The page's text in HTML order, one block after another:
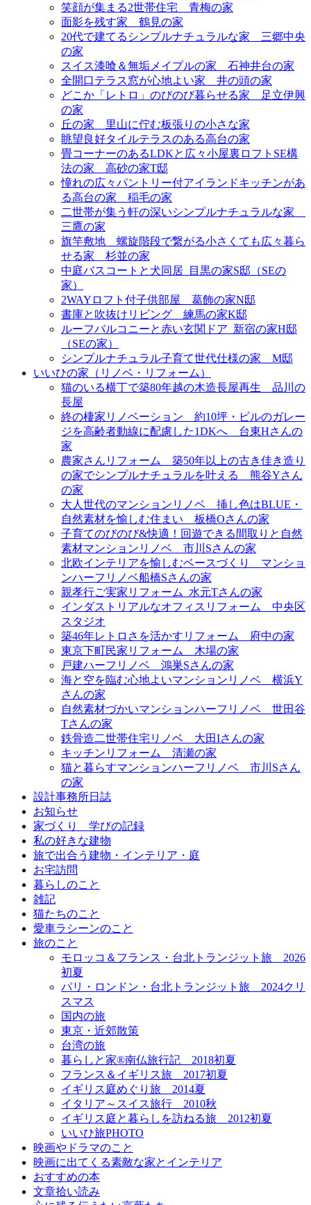
笑顔が集まる2世帯住宅＿青梅の家
面影を残す家＿鶴見の家
20代で建てるシンプルナチュラルな家＿三郷中央
の家
スイス漆喰＆無垢メイプルの家＿石神井台の家
全開口テラス窓が心地よい家＿井の頭の家
どこか「レトロ」のびのび暮らせる家＿足立伊興
の家
丘の家＿里山に佇む板張りの小さな家
眺望良好タイルテラスのある高台の家
畳コーナーのあるLDKと広々小屋裏ロフトSE構
法の家＿高砂の家T邸
憧れの広々パントリー付アイランドキッチンがあ
る高台の家＿稲毛の家
二世帯が集う軒の深いシンプルナチュラルな家＿
三鷹の家
旗竿敷地＿螺旋階段で繋がる小さくても広々暮ら
せる家＿杉並の家
中庭バスコートと犬同居_目黒の家S邸（SEの
家）
2WAYロフト付子供部屋＿葛飾の家N邸
書庫と吹抜けリビング 練馬の家K邸
ルーフバルコニーと赤い玄関ドア_新宿の家H邸
（SEの家）
シンプルナチュラル子育て世代仕様の家 M邸
いいひの家（リノベ・リフォーム）
猫のいる横丁で築80年越の木造長屋再生＿品川の
長屋
終の棲家リノベーション＿約10坪・ビルのガレー
ジを高齢者動線に配慮した1DKへ＿台東Hさんの
家
農家さんリフォーム＿築50年以上の古き佳き造り
の家でシンプルナチュラルを叶える＿熊谷Yさん
の家
大人世代のマンションリノベ＿挿し色はBLUE・
自然素材を愉しむ住まい＿板橋Oさんの家
子育てのびのび&快適！回遊できる間取りと自然
素材マンションリノベ＿市川Sさんの家
北欧インテリアを愉しむベースづくり＿マンショ
ンハーフリノベ船橋Sさんの家
親孝行ご実家リフォーム_水元Tさんの家
インダストリアルなオフィスリフォーム＿中央区
スタジオ
築46年レトロさを活かすリフォーム＿府中の家
東京下町民家リフォーム＿木場の家
戸建ハーフリノベ＿鴻巣Sさんの家
海と空を臨む心地よいマンションリノベ＿横浜Y
さんの家
自然素材づかいマンションハーフリノベ＿世田谷
Tさんの家
鉄骨造二世帯住宅リノベ＿大田Iさんの家
キッチンリフォーム＿清瀬の家
猫と暮らすマンションハーフリノベ＿市川Sさん
の家
設計事務所日誌
お知らせ
家づくり 学びの記録
私の好きな建物
旅で出合う建物・インテリア・庭
お宅訪問
暮らしのこと
雑記
猫たちのこと
愛車ラシーンのこと
旅のこと
モロッコ＆フランス・台北トランジット旅＿2026
初夏
パリ・ロンドン・台北トランジット旅＿2024クリ
スマス
国内の旅
東京・近郊散策
台湾の旅
暮らしと家®南仏旅行記＿2018初夏
フランス＆イギリス旅＿2017初夏
イギリス庭めぐり旅＿2014夏
イタリア～スイス旅行 2010秋
イギリス庭と暮らしを訪ねる旅＿2012初夏
いいひ旅PHOTO
映画やドラマのこと
映画に出てくる素敵な家とインテリア
おすすめの本
文章拾い読み